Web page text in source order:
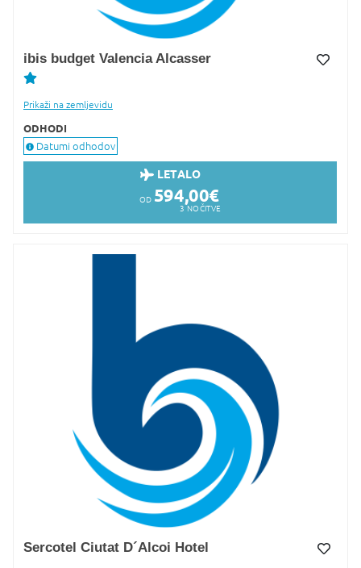
ibis budget Valencia Alcasser
Prikaži na zemljevidu
ODHODI
Datumi odhodov
LETALO
OD 594,00€
3 NOČITVE
Sercotel Ciutat D´Alcoi Hotel